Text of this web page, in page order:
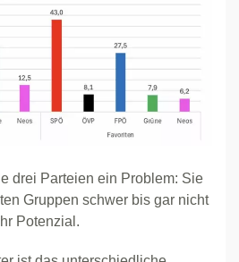
drei Parteien ein Problem: Sie
Gruppen schwer bis gar nicht
Potenzial.